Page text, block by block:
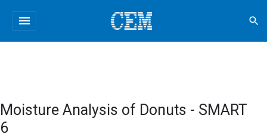
menu search
Moisture Analysis of Donuts - SMART
6